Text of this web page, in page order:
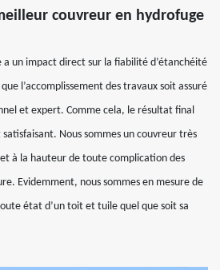
couvreur en hydrofuge
a un impact direct sur la fiabilité d’étanchéité
l’accomplissement des travaux soit assuré
et expert. Comme cela, le résultat final
Nous sommes un couvreur très
à la hauteur de toute complication des
Evidemment, nous sommes en mesure de
état d’un toit et tuile quel que soit sa